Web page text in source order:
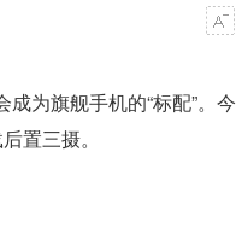
为旗舰手机的“标配”。今
置三摄。